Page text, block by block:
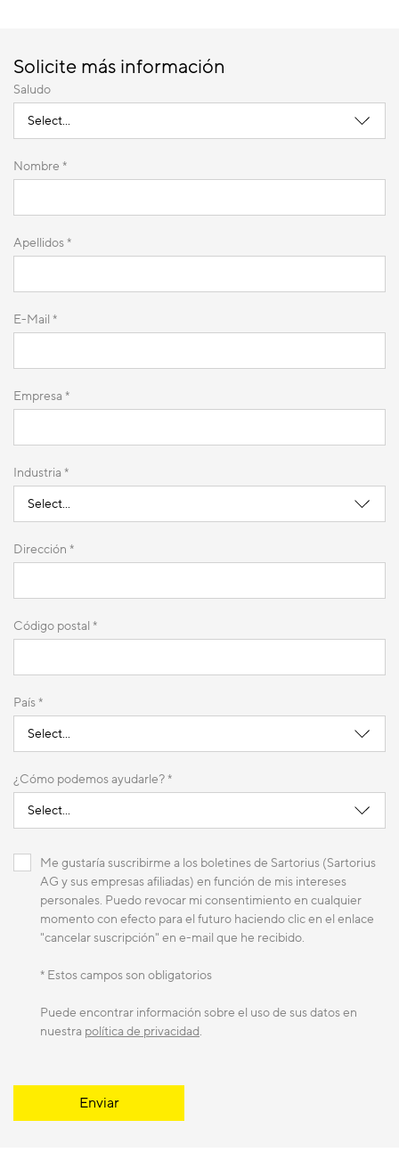
Solicite más información
Saludo
Nombre *
Apellidos *
E-Mail *
Empresa *
Industria *
Dirección *
Código postal *
País *
¿Cómo podemos ayudarle? *
Me gustaría suscribirme a los boletines de Sartorius (Sartorius
AG y sus empresas afiliadas) en función de mis intereses
personales. Puedo revocar mi consentimiento en cualquier
momento con efecto para el futuro haciendo clic en el enlace
"cancelar suscripción" en e-mail que he recibido.
* Estos campos son obligatorios
Puede encontrar información sobre el uso de sus datos en
nuestra política de privacidad.
Enviar